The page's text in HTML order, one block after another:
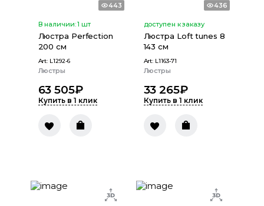
443
В наличии:1 шт
Люстра Perfection
200 см
Art: L1292-6
Люстры
63 505₽
Купить в 1 клик
436
доступен к заказу
Люстра Loft tunes 8
143 см
Art: L1163-71
Люстры
33 265₽
Купить в 1 клик